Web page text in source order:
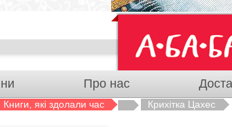
Про нас
Книги, які здолали час Крихітка Цахес